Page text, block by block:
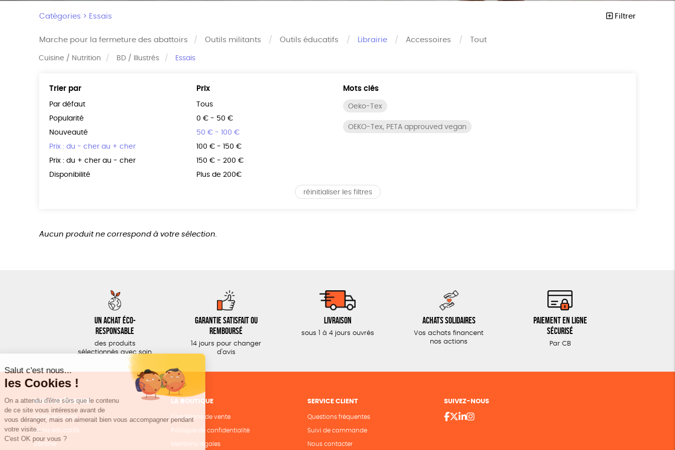
Catégories > Essais Filtrer
Marche pour la fermeture des abattoirs Outils militants Outils éducatifs Librairie
Cuisine / Nutrition BD / Illustrés Essais
Accessoires Tout
Trier par
Par défaut
Popularité
Nouveauté
Prix : du - cher au + cher
Prix : du + cher au - cher
Disponibilité
Prix
Tous
0 € - 50 €
50 € - 100 €
100 € - 150 €
150 € - 200 €
Plus de 200€
Mots clés
Oeko-Tex
OEKO-Tex, PETA approuved vegan
réinitialiser les filtres
Aucun produit ne correspond à votre sélection.
Un achat éco-
responsable
des produits
sélectionnés avec soin
Garantie satisfait ou
remboursé
14 jours pour changer
d'avis
Livraison
sous 1 à 4 jours ouvrés
Achats solidaires
Vos achats financent
nos actions
Paiement en ligne
sécurisé
Par CB
NOS CATÉGORIES
Outils militants
Outils éducatifs
Librairie
LA BOUTIQUE
Conditions de vente
Politique de confidentialité
Mentions légales
SERVICE CLIENT
Questions fréquentes
Suivi de commande
Nous contacter
SUIVEZ-NOUS